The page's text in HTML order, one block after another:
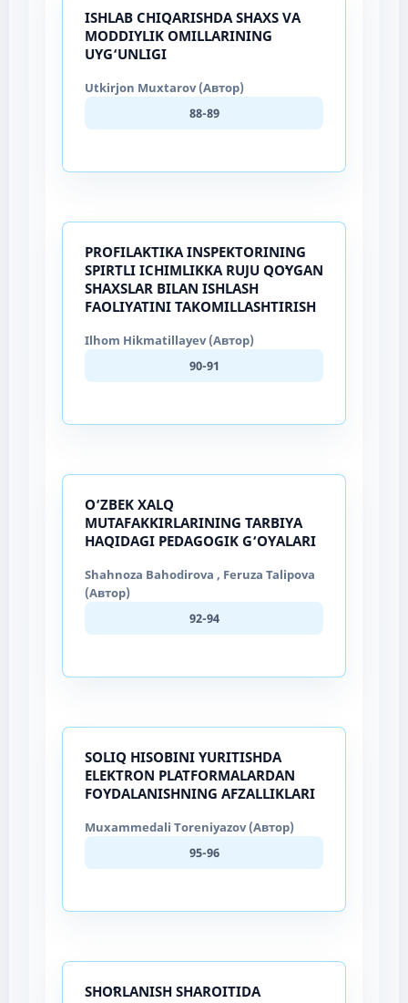
ISHLAB CHIQARISHDA SHAXS VA
MODDIYLIK OMILLARINING
UYG‘UNLIGI
Utkirjon Muxtarov (Автор)
88-89
PROFILAKTIKA INSPEKTORINING
SPIRTLI ICHIMLIKKA RUJU QOʻYGAN
SHAXSLAR BILAN ISHLASH
FAOLIYATINI TAKOMILLASHTIRISH
Ilhom Hikmatillayev (Автор)
90-91
O‘ZBEK XALQ
MUTAFAKKIRLARINING TARBIYA
HAQIDAGI PEDAGOGIK G‘OYALARI
Shahnoza Bahodirova , Feruza Talipova
(Автор)
92-94
SOLIQ HISOBINI YURITISHDA
ELEKTRON PLATFORMALARDAN
FOYDALANISHNING AFZALLIKLARI
Muxammedali Toreniyazov (Автор)
95-96
SHOʻRLANISH SHAROITIDA